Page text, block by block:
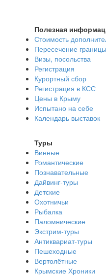
Полезная
Стоимость
Пересечение границы
Визы, посольства
Регистрация
Курортный сбор
Регистрация в КСС
Цены в Крыму
Испытано на себе
Календарь выставок
Туры
Винные
Романтические
Познавательные
Дайвинг-туры
Детские
Охотничьи
Рыбалка
Паломнические
Экстрим-туры
Антиквариат-туры
Пешеходные
Вертолётные
Крымские Хроники